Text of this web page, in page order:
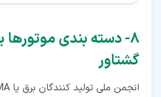
۸‏- دسته بندی
گشتاور